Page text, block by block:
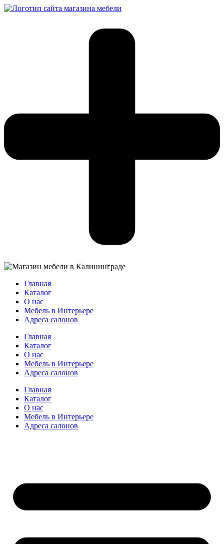
Перейти
Главная
Каталог
О нас
Мебель в Интерьере
Адреса салонов
Главная
Каталог
О нас
Мебель в Интерьере
Адреса салонов
Главная
Каталог
О нас
Мебель в Интерьере
Адреса салонов